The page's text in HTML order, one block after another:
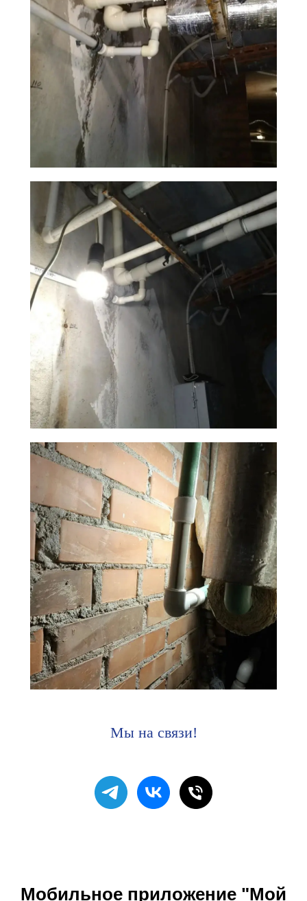
Мы на связи!
Мобильное приложение "Мой